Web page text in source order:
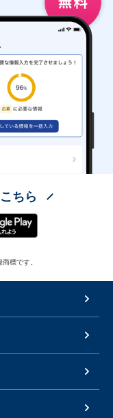
ちら
標です。